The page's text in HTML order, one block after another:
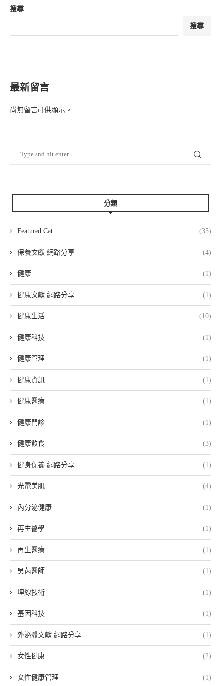
搜尋
搜尋
最新留言
尚無留言可供顯示。
分類
Featured Cat (35)
保養文獻 網路分享 (4)
健康 (1)
健康文獻 網路分享 (1)
健康生活 (10)
健康科技 (1)
健康管理 (1)
健康資訊 (1)
健康醫療 (1)
健康門診 (1)
健康飲食 (3)
健身保養 網路分享 (1)
光電美肌 (4)
內分泌健康 (1)
再生醫學 (1)
再生醫療 (1)
吳芮醫師 (1)
埋線技術 (1)
基因科技 (1)
外泌體文獻 網路分享 (1)
女性健康 (2)
女性健康管理 (1)